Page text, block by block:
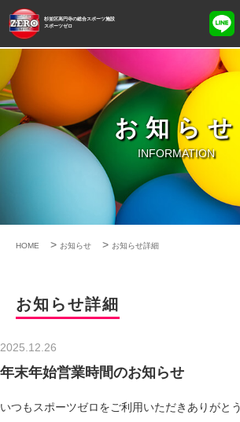
杉並区高円寺の総合スポーツ施設
スポーツゼロ
お知らせ
INFORMATION
HOME > お知らせ > お知らせ詳細
お知らせ詳細
2025.12.26
年末年始営業時間のお知らせ
いつもスポーツゼロをご利用いただきありがと